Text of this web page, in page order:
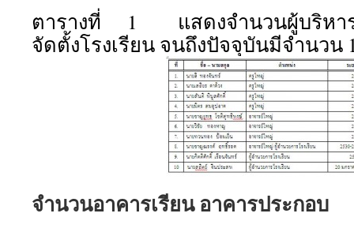
ตารางที่ 1 แสดงจำนวนผู้บริหารโ
จัดตั้งโรงเรียน จนถึงปัจจุบันมีจำนวน
จำนวนอาคารเรียน อาคารประกอบ